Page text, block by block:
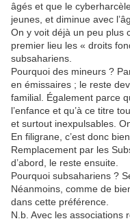
âgés et que le
jeunes, et diminue avec
On y voit déjà un peu plus
premier lieu les « droits
subsahariens.
Pourquoi des mineurs ?
en émissaires ; le reste
familial. Également parce
l’enfance et qu’à ce titre
et surtout inexpulsables.
En filigrane, c’est donc
Remplacement par les
d’abord, le reste ensuite.
Pourquoi subsahariens ?
Néanmoins, comme de
dans cette préférence.
N.b. Avec les associations